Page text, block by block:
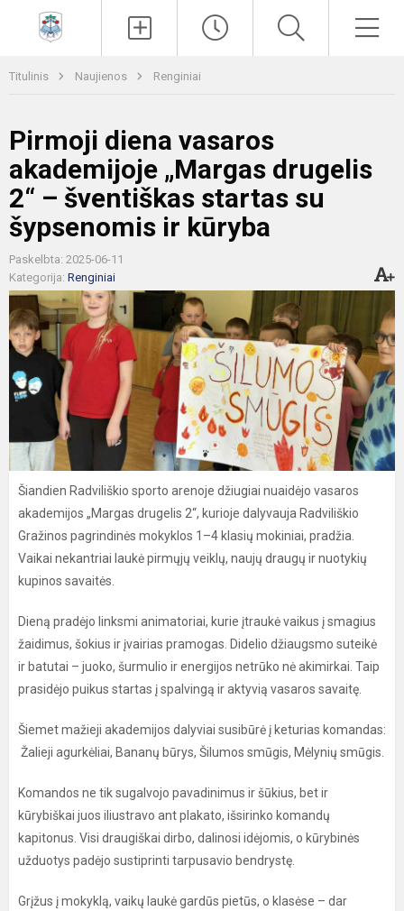
Titulinis Naujienos Renginiai
Pirmoji diena vasaros
akademijoje „Margas drugelis
2“ – šventiškas startas su
šypsenomis ir kūryba
Paskelbta: 2025-06-11
Kategorija: Renginiai
Šiandien Radviliškio sporto arenoje džiugiai nuaidėjo vasaros
akademijos „Margas drugelis 2“, kurioje dalyvauja Radviliškio
Gražinos pagrindinės mokyklos 1–4 klasių mokiniai, pradžia.
Vaikai nekantriai laukė pirmųjų veiklų, naujų draugų ir nuotykių
kupinos savaitės.
Dieną pradėjo linksmi animatoriai, kurie įtraukė vaikus į smagius
žaidimus, šokius ir įvairias pramogas. Didelio džiaugsmo suteikė
ir batutai – juoko, šurmulio ir energijos netrūko nė akimirkai. Taip
prasidėjo puikus startas į spalvingą ir aktyvią vasaros savaitę.
Šiemet mažieji akademijos dalyviai susibūrė į keturias komandas:
Žalieji agurkėliai, Bananų būrys, Šilumos smūgis, Mėlynių smūgis.
Komandos ne tik sugalvojo pavadinimus ir šūkius, bet ir
kūrybiškai juos iliustravo ant plakato, išsirinko komandų
kapitonus. Visi draugiškai dirbo, dalinosi idėjomis, o kūrybinės
užduotys padėjo sustiprinti tarpusavio bendrystę.
Grįžus į mokyklą, vaikų laukė gardūs pietūs, o klasėse – dar